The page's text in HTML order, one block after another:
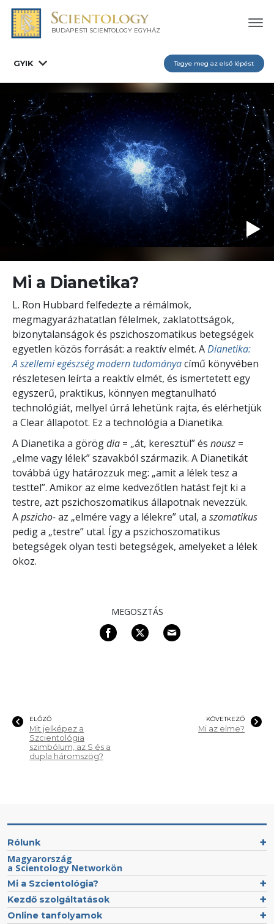
BUDAPESTI SCIENTOLOGY EGYHÁZ
GYIK Tegye meg az első lépést
Mi a Dianetika?
L. Ron Hubbard felfedezte a rémálmok,
megmagyarázhatatlan félelmek, zaklatottságok,
bizonytalanságok és pszichoszomatikus betegségek
egyetlen közös forrását: a reaktív elmét. ADianetika:
A szellemi egészség modern tudományacímű könyvében
részletesen leírta a reaktív elmét, és ismertetett egy
egyszerű, praktikus, könnyen megtanulható
technológiát, mellyel úrrá lehetünk rajta, és elérhetjük
a Clear állapotot. Ez a technológia a Dianetika.
A Dianetika a görögdia = „át, keresztül” és nousz =
„elme vagy lélek” szavakból származik. A Dianetikát
továbbá úgy határozzuk meg: „amit a lélek tesz a
testtel”. Amikor az elme kedvezőtlen hatást fejt ki a
testre, azt pszichoszomatikus állapotnak nevezzük.
Apszicho-az „elmére vagy a lélekre” utal, a szomatikus
pedig a „testre” utal. Így a pszichoszomatikus
betegségek olyan testi betegségek, amelyeket a lélek
okoz.
MEGOSZTÁS
ELŐZŐ
Mit jelképez a
Szcientológia
szimbólum, az S és a
dupla háromszög?
KÖVETKEZŐ
Mi az elme?
Rólunk
Magyarország
a Scientology Networkön
Mi a Szcientológia?
Kezdő szolgáltatások
Online tanfolyamok